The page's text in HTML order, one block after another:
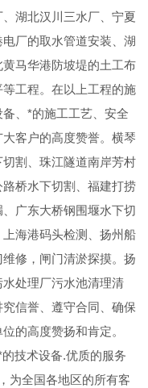
湖北汉川三水厂、宁夏
厂的取水管道安装、湖
马华港防坡堤的土工布
工程。在以上工程的施
、*的施工工艺、安全
客户的高度赞誉。横琴
割、珠江隧道南岸芳村
桥水下切割、福建打捞
广东大桥钢围堰水下切
海港码头检测、扬州船
修，闸门清淤探摸。扬
处理厂污水池清理清
信誉、遵守合同、确保
的高度赞扬和肯定。
技术设备.优质的服务
为全国各地区的所有客